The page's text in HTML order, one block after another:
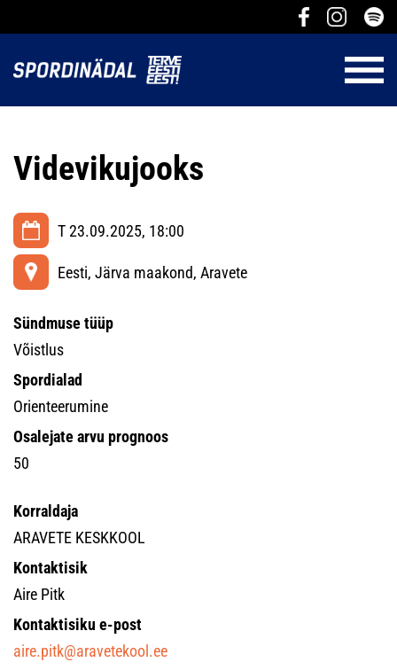
Videvikujooks
T 23.09.2025, 18:00
Eesti, Järva maakond, Aravete
Sündmuse tüüp
Võistlus
Spordialad
Orienteerumine
Osalejate arvu prognoos
50
Korraldaja
ARAVETE KESKKOOL
Kontaktisik
Aire Pitk
Kontaktisiku e-post
aire.pitk@aravetekool.ee